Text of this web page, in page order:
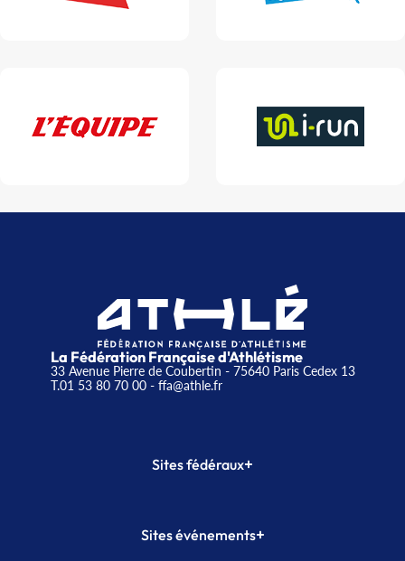
La Fédération Française d'Athlétisme
33 Avenue Pierre de Coubertin - 75640 Paris Cedex 13
T.01 53 80 70 00- ffa@athle.fr
Sites fédéraux+
Plateforme Formation
Sites événements+